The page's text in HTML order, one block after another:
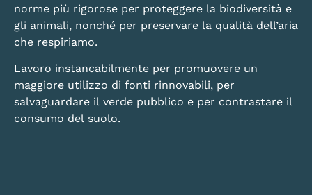
norme più rigorose per proteggere la biodiversità e
gli animali, nonché per preservare la qualità dell’aria
che respiriamo.
Lavoro instancabilmente per promuovere un
maggiore utilizzo di fonti rinnovabili, per
salvaguardare il verde pubblico e per contrastare il
consumo del suolo.